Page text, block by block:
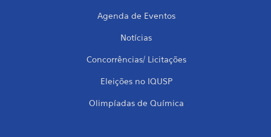
Agenda de Eventos
Notícias
Concorrências/ Licitações
Eleições no IQUSP
Olimpíadas de Química